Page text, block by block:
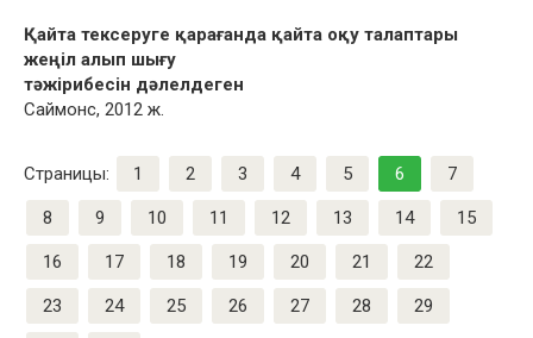
Қайта тексеруге қарағанда қайта оқу талаптары
жеңіл алып шығу
тəжірибесін дəлелдеген
Саймонс, 2012 ж.
Страницы: 1 2 3 4 5 6 7
8 9 10 11 12 13 14 15
16 17 18 19 20 21 22
23 24 25 26 27 28 29